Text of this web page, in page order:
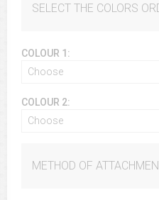
SELECT THE COLORS
COLOUR 1:
Choose
COLOUR 2:
Choose
METHOD OF